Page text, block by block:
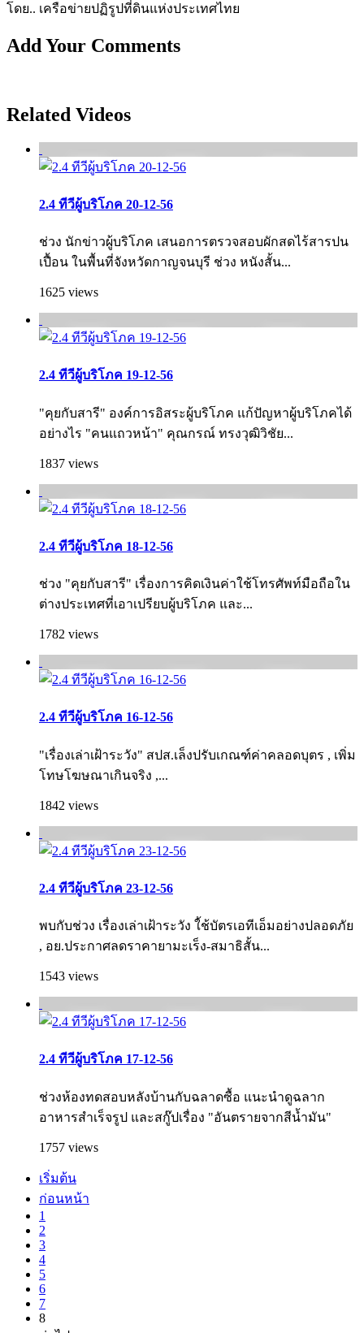
โดย.. เครือข่ายปฏิรูปที่ดินแห่งประเทศไทย
Add Your Comments
Related Videos
2.4 ทีวีผู้บริโภค 20-12-56
ช่วง นักข่าวผู้บริโภค เสนอการตรวจสอบผักสดไร้สารปน
เปื้อน ในพื้นที่จังหวัดกาญจนบุรี ช่วง หนังสั้น...
1625 views
2.4 ทีวีผู้บริโภค 19-12-56
"คุยกับสารี" องค์การอิสระผู้บริโภค แก้ปัญหาผู้บริโภคได้
อย่างไร "คนแถวหน้า" คุณกรณ์ ทรงวุฒิวิชัย...
1837 views
2.4 ทีวีผู้บริโภค 18-12-56
ช่วง "คุยกับสารี" เรื่องการคิดเงินค่าใช้โทรศัพท์มือถือใน
ต่างประเทศที่เอาเปรียบผู้บริโภค และ...
1782 views
2.4 ทีวีผู้บริโภค 16-12-56
"เรื่องเล่าเฝ้าระวัง" สปส.เล็งปรับเกณฑ์ค่าคลอดบุตร , เพิ่ม
โทษโฆษณาเกินจริง ,...
1842 views
2.4 ทีวีผู้บริโภค 23-12-56
พบกับช่วง เรื่องเล่าเฝ้าระวัง ใ้ช้บัตรเอทีเอ็มอย่างปลอดภัย
, อย.ประกาศลดราคายามะเร็ง-สมาธิสั้น...
1543 views
2.4 ทีวีผู้บริโภค 17-12-56
ช่วงห้องทดสอบหลังบ้านกับฉลาดซื้อ แนะนำดูฉลาก
อาหารสำเร็จรูป และสกู๊ปเรื่อง "อันตรายจากสีน้ำมัน"
1757 views
เริ่มต้น
ก่อนหน้า
1
2
3
4
5
6
7
8